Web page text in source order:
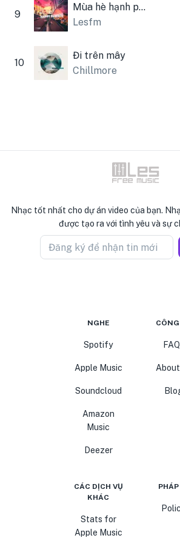
9
Mùa hè hạnh phúc
Lesfm
10
Đi trên mây
Chillmore
Nhạc tốt nhất cho dự án video của bạn.
được tạo ra với tình yêu và sự
Đăng ký để nhận tin mới
NGHE
Spotify
Apple Music
Soundcloud
Amazon
Music
Deezer
CÁC DỊCH VỤ
KHÁC
Stats for
Apple Music
PHÁP